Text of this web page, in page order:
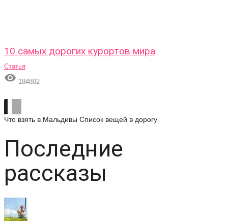
10 самых дорогих курортов мира
Статья
 184802
Что взять в Мальдивы Список вещей в дорогу
Последние
рассказы